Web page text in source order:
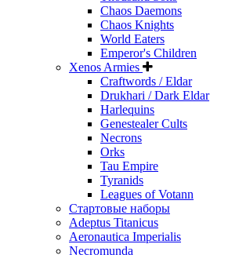
Chaos Daemons
Chaos Knights
World Eaters
Emperor's Children
Xenos Armies
Craftwords / Eldar
Drukhari / Dark Eldar
Harlequins
Genestealer Cults
Necrons
Orks
Tau Empire
Tyranids
Leagues of Votann
Стартовые наборы
Adeptus Titanicus
Aeronautica Imperialis
Necromunda